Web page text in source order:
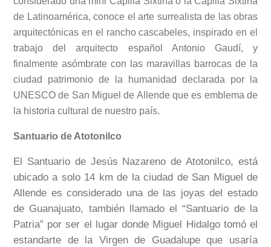
de Latinoamérica, conoce el arte surrealista de las obras
arquitectónicas en el rancho cascabeles, inspirado en el
trabajo del arquitecto español Antonio Gaudí, y
finalmente asómbrate con las maravillas barrocas de la
ciudad patrimonio de la humanidad declarada por la
UNESCO de San Miguel de Allende que es emblema de
la historia cultural de nuestro país.
Santuario de Atotonilco
El Santuario de Jesús Nazareno de Atotonilco, está
ubicado a solo 14 km de la ciudad de San Miguel de
Allende es considerado una de las joyas del estado
de Guanajuato, también llamado el “Santuario de la
Patria” por ser el lugar donde Miguel Hidalgo tomó el
estandarte de la Virgen de Guadalupe que usaría